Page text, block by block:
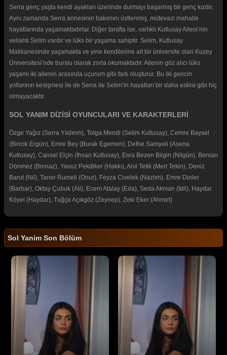
Serra genç yaşta kendi ayakları üzerinde durmayı başarmış bir genç kızdır.
Aynı zamanda Serra annesinin bakımını üstlenmiş, mütevazi mahalle
hayatlarında yaşamaktadırlar. Diğer tarafta ise, varlıklı Kutlusay Ailesi’nin
veliahtı Selim vardır ve lüks bir yaşama sahiptir. Selim, Kutlusay
Malikanesinde yaşamakta ve yine kendilerine ait bir üniversite olan Kuzey
Üniversitesi’nde burslu olarak zorla okumaktadır. Ailenin göz alıcı lüks
yaşamı iki ailenin arasında uçurum gibi fark oluşturur. Bu iki gencin
yollarının kesişmesi ile de Serra ile Selim’in hayatları bir daha eskisi gibi hiç
olmayacaktır.
SOL YANIM DİZİSİ OYUNCULARI VE KARAKTERLERİ
Özge Yağız (Serra Yıldırım), Tolga Mendi (Selim Kutlusay), Cemre Baysel
(Biricik Ergün), Emre Bey (Burak Egemen), Defne Samyeli (Asena
Kutlusay), Cansel Elçin (İhsan Kutlusay), Esra Bezen Bilgin (Nilgün), Benian
Dönmez (Binnaz), Yavuz Pekdiker (Hakkı), Anıl Tetik (Mert Tekin), Deniz
Barut (Nil), Taner Rumeli (Onur), Feyza Civelek (Nazlım), Emre Dinler
(Barbar), Oktay Çubuk (Ali), Ecem Atalay (Eda), Seda Akman (İdil), Haydar
Köyel (Haydar), Tuğçe Açıkgöz (Zeynep), Zeki Eker (Ahmet)
Sol Yanim Son Bölüm